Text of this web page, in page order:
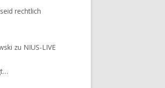
rechtlich
zu NIUS-LIVE